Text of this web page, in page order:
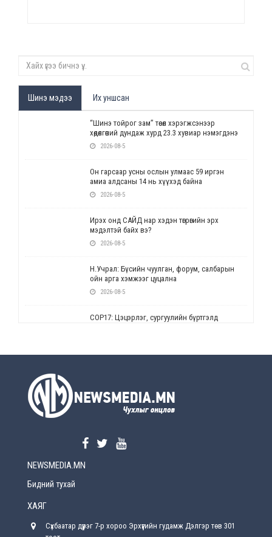
Шинэ мэдээ Их уншсан
“Шинэ тойрог зам” төсөл хэрэгжсэнээр
хөдөлгөөний дундаж хурд 23.3 хувиар нэмэгдэнэ
2026-08-5
Он гарсаар усны ослын улмаас 59 иргэн
амиа алдсаны 14 нь хүүхэд байна
2026-08-5
Ирэх онд САЙД нар хэдэн төгрөгийн эрх
мэдэлтэй байх вэ?
2026-08-5
Н.Учрал: Бүсийн чуулган, форум, салбарын
ойн арга хэмжээг цуцална
2026-08-5
СОР17: Цэцэрлэг, сургуулийн бүртгэлд
2026-08-5
2026-08-5
хүрсэн өгөөжөөрөө ажлаа үнэлж, хэрэгжилтээ
NEWSMEDIA.MN
Бидний тухай
ХАЯГ
Сүхбаатар дүүрэг 7-р хороо Эрхүүгийн гудамж Дэлгэр төв 301